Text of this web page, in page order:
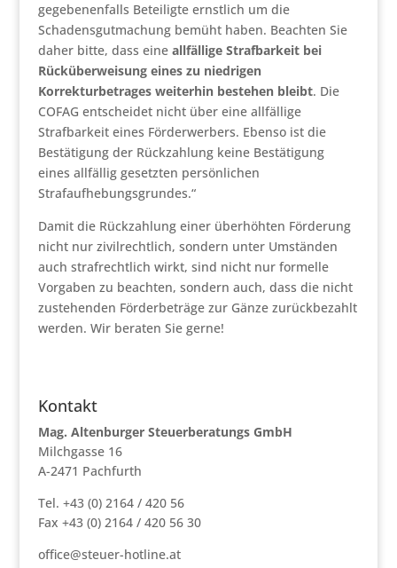
gegebenenfalls Beteiligte ernstlich um die
Schadensgutmachung bemüht haben. Beachten Sie
daher bitte, dass eine allfällige Strafbarkeit bei
Rücküberweisung eines zu niedrigen
Korrekturbetrages weiterhin bestehen bleibt. Die
COFAG entscheidet nicht über eine allfällige
Strafbarkeit eines Förderwerbers. Ebenso ist die
Bestätigung der Rückzahlung keine Bestätigung
eines allfällig gesetzten persönlichen
Strafaufhebungsgrundes.“
Damit die Rückzahlung einer überhöhten Förderung
nicht nur zivilrechtlich, sondern unter Umständen
auch strafrechtlich wirkt, sind nicht nur formelle
Vorgaben zu beachten, sondern auch, dass die nicht
zustehenden Förderbeträge zur Gänze zurückbezahlt
werden. Wir beraten Sie gerne!
Kontakt
Mag. Altenburger Steuerberatungs GmbH
Milchgasse 16
A-2471 Pachfurth
Tel. +43 (0) 2164 / 420 56
Fax +43 (0) 2164 / 420 56 30
office@steuer-hotline.at